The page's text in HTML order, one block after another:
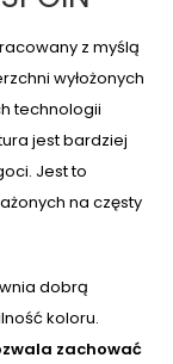
z myślą
wyłożonych
technologii
jest bardziej
Jest to
na częsty
dobrą
koloru.
zachować